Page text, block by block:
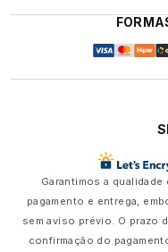
Garantimos a
pagamento e entrega,
sem aviso prévio. O prazo
confirmação do